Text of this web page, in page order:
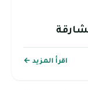
اقرأ المزيد ←